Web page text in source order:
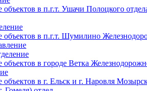
в п.г.т. Ушачи Полоцкого
объектов в п.г.т. Шумилино
в городе Ветка
в г. Ельск и г. Наровля